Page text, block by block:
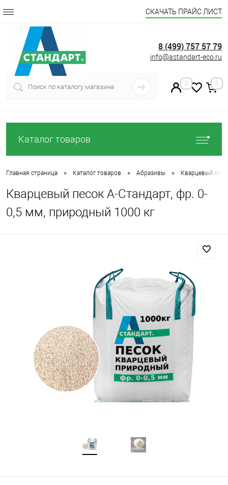
СКАЧАТЬ ПРАЙС ЛИСТ
8 (499) 757 57 79
info@astandart-eco.ru
0 0
Каталог товаров
Главная страница • Каталог товаров • Абразивы • Кварцевый
Кварцевый песок А-Стандарт, фр. 0-
0,5 мм, природный 1000 кг